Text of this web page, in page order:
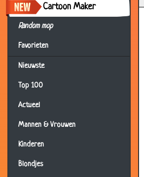
Cartoon Maker
Random mop
Favorieten
Nieuwste
Top 100
Actueel
Mannen & Vrouwen
Kinderen
Blondjes